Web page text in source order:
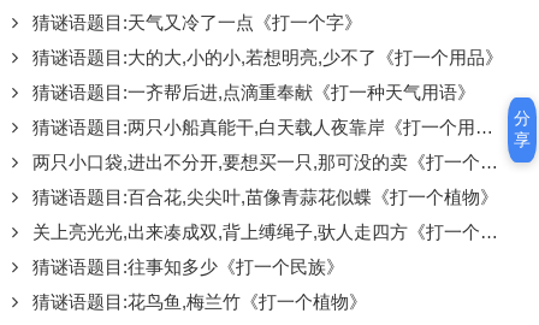
猜谜语题目:天气又冷了一点《打一个字》
猜谜语题目:大的大,小的小,若想明亮,少不了《打一个用品》
猜谜语题目:一齐帮后进,点滴重奉献《打一种天气用语》
猜谜语题目:两只小船真能干,白天载人夜靠岸《打一个用品》
两只小口袋,进出不分开,要想买一只,那可没的卖《打一个用品》
猜谜语题目:百合花,尖尖叶,苗像青蒜花似蝶《打一个植物》
关上亮光光,出来凑成双,背上缚绳子,驮人走四方《打一个用品》
猜谜语题目:往事知多少《打一个民族》
猜谜语题目:花鸟鱼,梅兰竹《打一个植物》
分
享